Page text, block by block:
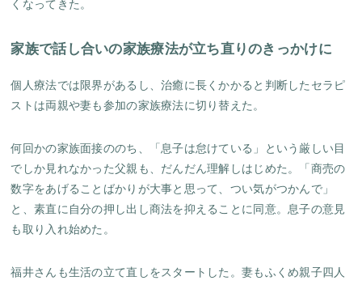
くなってきた。
家族で話し合いの家族療法が立ち直りのきっかけに
個人療法では限界があるし、治癒に長くかかると判断したセラピ
ストは両親や妻も参加の家族療法に切り替えた。
何回かの家族面接ののち、「息子は怠けている」という厳しい目
でしか見れなかった父親も、だんだん理解しはじめた。「商売の
数字をあげることばかりが大事と思って、つい気がつかんで」
と、素直に自分の押し出し商法を抑えることに同意。息子の意見
も取り入れ始めた。
福井さんも生活の立て直しをスタートした。妻もふくめ親子四人